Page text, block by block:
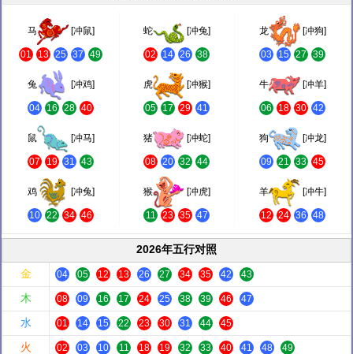
马 [冲鼠]
01 13 25 37 49
蛇 [冲兔]
02 14 26 38
龙 [冲狗]
03 15 27 39
兔 [冲鸡]
04 16 28 40
虎 [冲猴]
05 17 29 41
牛 [冲羊]
06 18 30 42
鼠 [冲马]
07 19 31 43
猪 [冲蛇]
08 20 32 44
狗 [冲龙]
09 21 33 45
鸡 [冲兔]
10 22 34 46
猴 [冲虎]
11 23 35 47
羊 [冲牛]
12 24 36 48
2026年五行对照
金
04 05 12 13 26 27 34 35 42 43
木 08 09 16 17 24 25 38 39 46 47
水 01 14 15 22 23 30 31 44 45
火 02 03 10 11 18 19 32 33 40 41 48 49